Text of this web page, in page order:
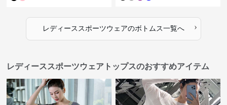
レディーススポーツウェアのボトムス一覧へ ›
レディーススポーツウェアトップスのおすすめアイテム